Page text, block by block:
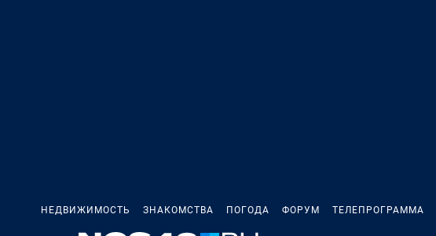
НЕДВИЖИМОСТЬ ЗНАКОМСТВА ПОГОДА ФОРУМ ТЕЛЕПРОГРАММА